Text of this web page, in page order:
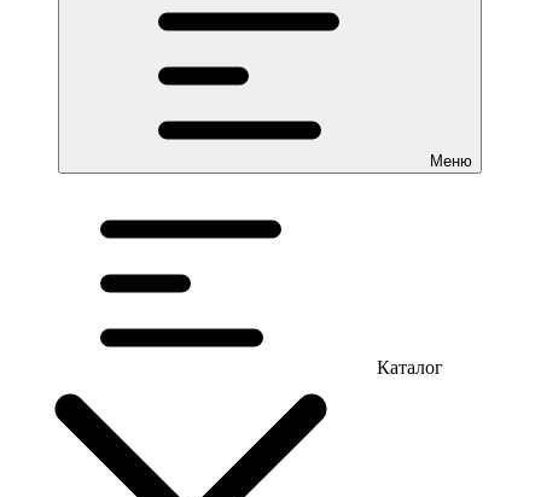
Меню
Каталог